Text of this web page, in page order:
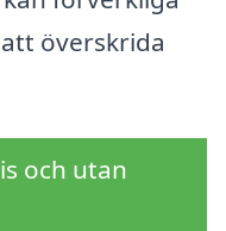
överskrida
och utan